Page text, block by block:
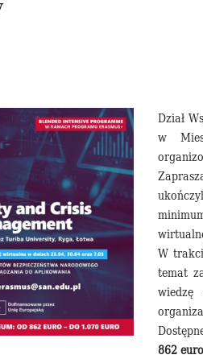
Dział
w
W
temat
wiedzę
862